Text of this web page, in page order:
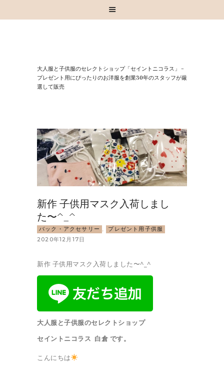
⼤⼈服と⼦供服のセレクトショップ「セイントニコラス」 –
プレゼント⽤にぴったりのお洋服を創業30年のスタッフが厳
選して販売
お知らせ
お買い物
取扱いブランド
お問い合わせ
新作 子供用マスク入荷しまし
た〜^_^
バック・アクセサリー ,
プレゼント用子供服
2020年12月17日
新作 子供用マスク入荷しました〜^_^
大人服と子供服のセレクトショップ
セイントニコラス 白倉 です。
こんにちは